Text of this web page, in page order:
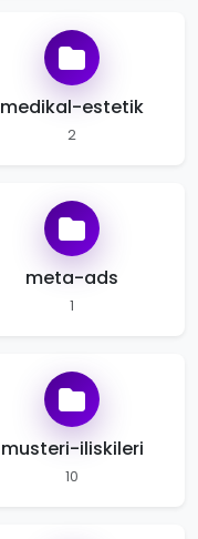
medikal-estetik
2
meta-ads
1
musteri-iliskileri
10